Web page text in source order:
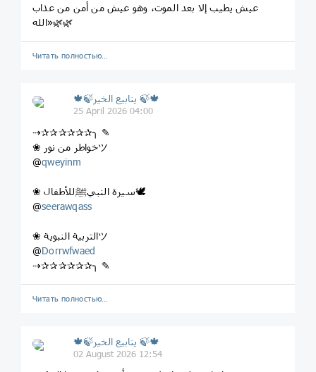
عيش يطيب إلا بعد الموت، وهو عيش من أمن من عذاب
الله»🌿🌿
Читать полностью…
🍁🍃ينابيع الخير 🍃🍁
25 April 2026 04:00
⇢✰✰✰✰✰✰╮ ✎
❀ خواطر من نورツ
@qweyinm
❀ سيرة النبيﷺللأطفال🕊
‏@seerawqass
❀ التربية النبويةツ
@Dorrwfwaed
⇢✰✰✰✰✰✰╮ ✎
Читать полностью…
🍁🍃ينابيع الخير 🍃🍁
02 August 2026 12:54